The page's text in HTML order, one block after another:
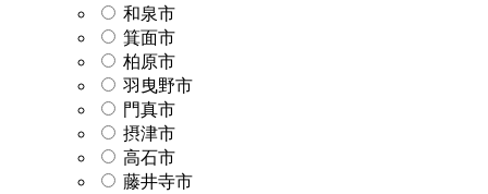
和泉市
箕面市
柏原市
羽曳野市
門真市
摂津市
高石市
藤井寺市